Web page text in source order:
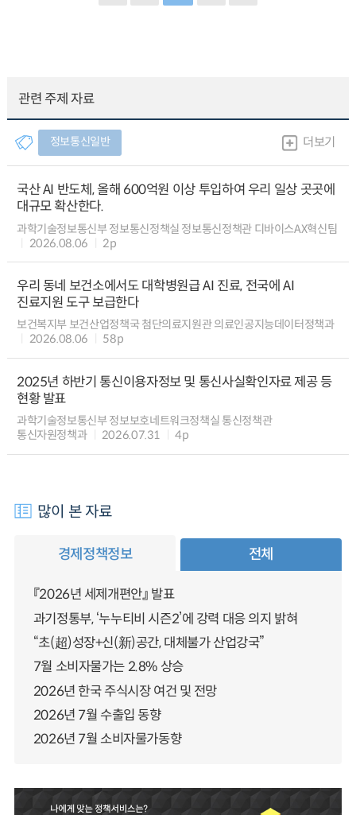
관련 주제 자료
정보통신일반 더보기
국산 AI 반도체, 올해 600억원 이상 투입하여 우리 일상 곳곳에
대규모 확산한다.
과학기술정보통신부 정보통신정책실 정보통신정책관 디바이스AX혁신팀
2026.08.06
2p
우리 동네 보건소에서도 대학병원급 AI 진료, 전국에 AI
진료지원 도구 보급한다
보건복지부 보건산업정책국 첨단의료지원관 의료인공지능데이터정책과
2026.08.06
58p
2025년 하반기 통신이용자정보 및 통신사실확인자료 제공 등
현황 발표
과학기술정보통신부 정보보호네트워크정책실 통신정책관
통신자원정책과
2026.07.31 4p
많이 본 자료
경제정책정보 전체
『2026년 세제개편안』 발표
과기정통부, ‘누누티비 시즌2’에 강력 대응 의지 밝혀
“초(超)성장+신(新)공간, 대체불가 산업강국”
7월 소비자물가는 2.8% 상승
2026년 한국 주식시장 여건 및 전망
2026년 7월 수출입 동향
2026년 7월 소비자물가동향